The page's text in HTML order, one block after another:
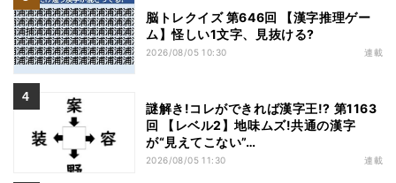
脳トレクイズ 第646回 【漢字推理ゲー
ム】怪しい1文字、見抜ける?
2026/08/05 10:30 連載
謎解き!コレができれば漢字王!? 第1163
回 【レベル2】地味ムズ!共通の漢字
が“見えてこない”…
2026/08/05 11:30 連載